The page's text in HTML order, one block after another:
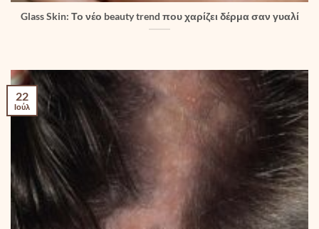
Glass Skin: Το νέο beauty trend που χαρίζει δέρμα σαν γυαλί
22
Ιούλ